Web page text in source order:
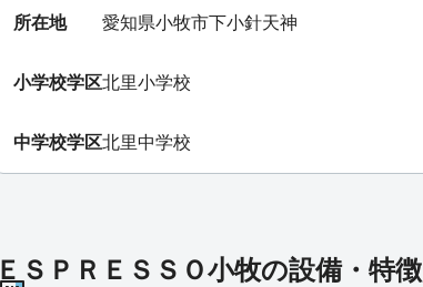
所在地 愛知県小牧市下小針天神
小学校学区北里小学校
中学校学区北里中学校
ＥＳＰＲＥＳＳＯ小牧の設備・特徴